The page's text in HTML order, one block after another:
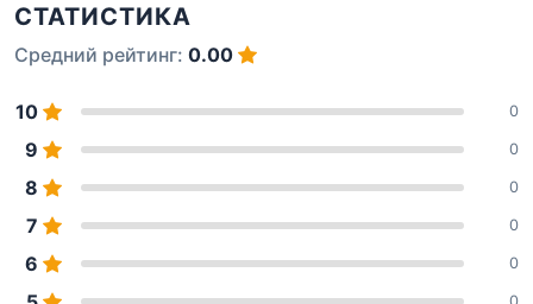
СТАТИСТИКА
Средний рейтинг: 0.00
10 0
9 0
8 0
7 0
6 0